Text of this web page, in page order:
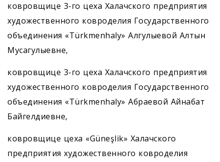
ковровщице 3-го цеха Халачского предприятия
художественного ковроделия Государственного
объединения «Türkmenhaly» Алгулыевой Алтын
Мусагулыевне,
ковровщице 3-го цеха Халачского предприятия
художественного ковроделия Государственного
объединения «Türkmenhaly» Абраевой Айнабат
Байгелдиевне,
ковровщице цеха «Güneşlik» Халачского
предприятия художественного ковроделия